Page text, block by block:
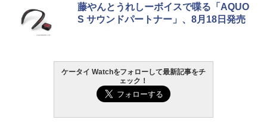
藤やんとうれしーボイスで喋る「AQUO
S サウンドパートナー」、8月18日発売
ケータイ Watchをフォローして最新記事をチ
ェック！